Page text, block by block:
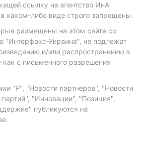
ссылку на агентство ИнА
в каком-либо виде строго запрещены.
размещены на этом сайте со
"Интерфакс-Украина", не подлежат
и/или распространению в
с письменного разрешения
"Р", "Новости партнеров", "Новости
"Инновации", "Позиция",
публикуются на